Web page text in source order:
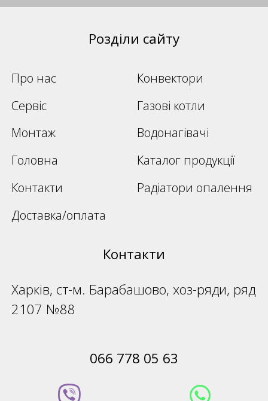
Розділи сайту
Про нас
Конвектори
Сервіс
Газові котли
Монтаж
Водонагівачі
Головна
Каталог продукції
Контакти
Радіатори опалення
Доставка/оплата
Контакти
Харків, ст-м. Барабашово, хоз-ряди, ряд
2107 №88
066 778 05 63